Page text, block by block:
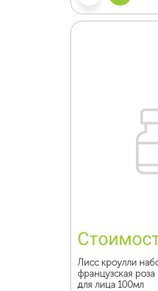
Лисс кроулли
французская
для лица 100мл